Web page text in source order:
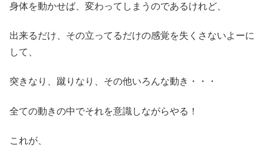
身体を動かせば、変わってしまうのであるけれど、
出来るだけ、その立ってるだけの感覚を失くさないよーに
して、
突きなり、蹴りなり、その他いろんな動き・・・
全ての動きの中でそれを意識しながらやる！
これが、